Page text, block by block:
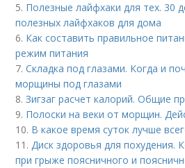
5. Полезные лайфхаки для тех. 30
полезных лайфхаков для дома
6. Как составить правильное
режим питания
7.Складка под глазами. Когда и
морщины под глазами
8.Зигзаг расчет калорий. Общие
9. Полоски на веки от морщин.
10. В какое время суток лучше
11.Диск здоровья для похудения.
при грыже поясничного и